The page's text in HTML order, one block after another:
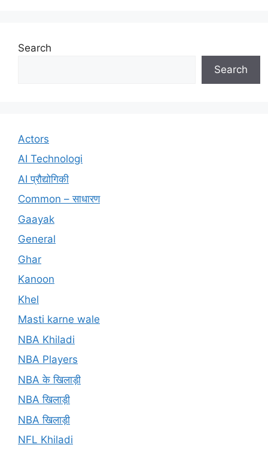
Search
Search
Actors
AI Technologi
AI प्रौद्योगिकी
Common – साधारण
Gaayak
General
Ghar
Kanoon
Khel
Masti karne wale
NBA Khiladi
NBA Players
NBA के खिलाड़ी
NBA खिलाड़ी
NBA खिलाड़ी
NFL Khiladi